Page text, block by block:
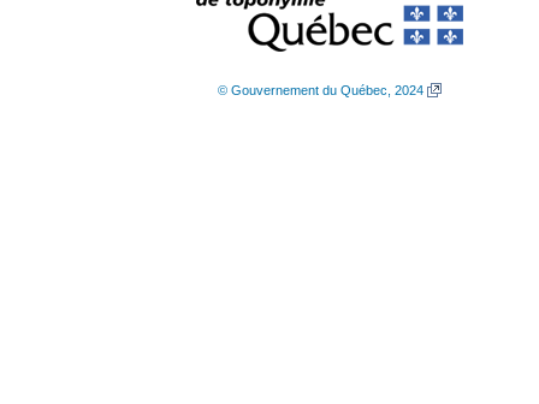
© Gouvernement du Québec, 2024